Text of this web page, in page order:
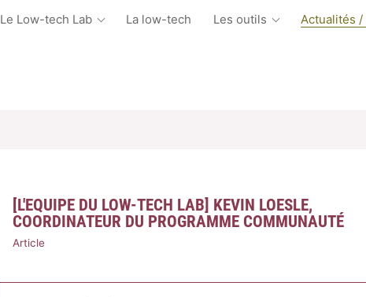
Le Low-tech Lab La low-tech Les outils Actualités /
[L'EQUIPE DU LOW-TECH LAB] KEVIN LOESLE,
COORDINATEUR DU PROGRAMME COMMUNAUTÉ
Article